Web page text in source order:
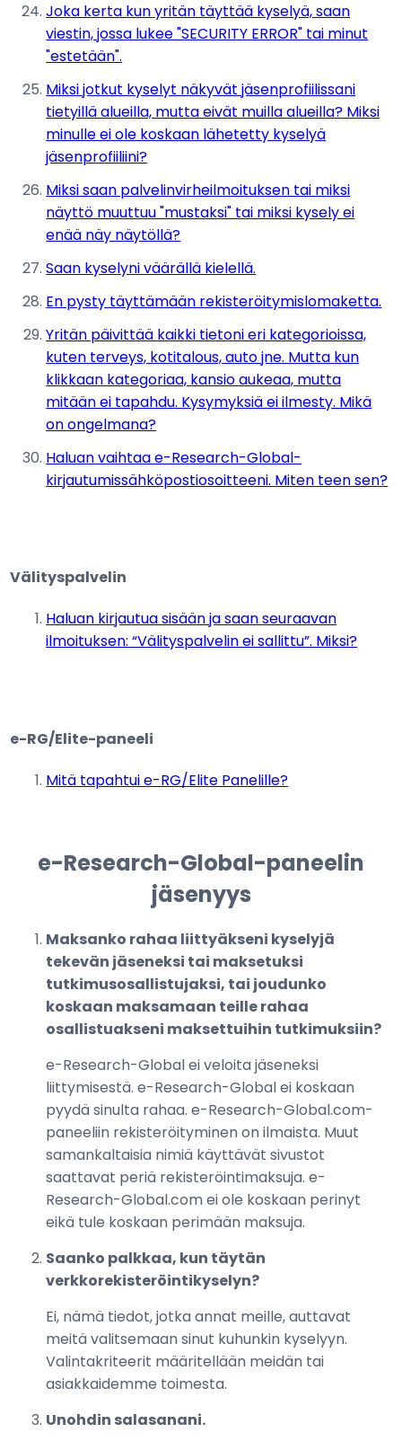
Joka kerta kun yritän täyttää kyselyä, saan
viestin, jossa lukee "SECURITY ERROR" tai minut
"estetään".
Miksi jotkut kyselyt näkyvät jäsenprofiilissani
tietyillä alueilla, mutta eivät muilla alueilla? Miksi
minulle ei ole koskaan lähetetty kyselyä
jäsenprofiiliini?
Miksi saan palvelinvirheilmoituksen tai miksi
näyttö muuttuu "mustaksi" tai miksi kysely ei
enää näy näytöllä?
Saan kyselyni väärällä kielellä.
En pysty täyttämään rekisteröitymislomaketta.
Yritän päivittää kaikki tietoni eri kategorioissa,
kuten terveys, kotitalous, auto jne. Mutta kun
klikkaan kategoriaa, kansio aukeaa, mutta
mitään ei tapahdu. Kysymyksiä ei ilmesty. Mikä
on ongelmana?
Haluan vaihtaa e-Research-Global-
kirjautumissähköpostiosoitteeni. Miten teen sen?
Välityspalvelin
Haluan kirjautua sisään ja saan seuraavan
ilmoituksen: “Välityspalvelin ei sallittu”. Miksi?
e-RG/Elite-paneeli
Mitä tapahtui e-RG/Elite Panelille?
e-Research-Global-paneelin
jäsenyys
Maksanko rahaa liittyäkseni kyselyjä
tekevän jäseneksi tai maksetuksi
tutkimusosallistujaksi, tai joudunko
koskaan maksamaan teille rahaa
osallistuakseni maksettuihin tutkimuksiin?
e-Research-Global ei veloita jäseneksi
liittymisestä. e-Research-Global ei koskaan
pyydä sinulta rahaa. e-Research-Global.com-
paneeliin rekisteröityminen on ilmaista. Muut
samankaltaisia nimiä käyttävät sivustot
saattavat periä rekisteröintimaksuja. e-
Research-Global.com ei ole koskaan perinyt
eikä tule koskaan perimään maksuja.
Saanko palkkaa, kun täytän
verkkorekisteröintikyselyn?
Ei, nämä tiedot, jotka annat meille, auttavat
meitä valitsemaan sinut kuhunkin kyselyyn.
Valintakriteerit määritellään meidän tai
asiakkaidemme toimesta.
Unohdin salasanani.